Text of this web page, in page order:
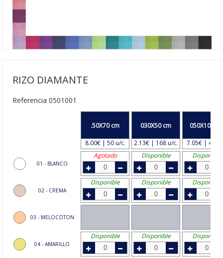
RIZO DIAMANTE
Referencia 0501001
01 - BLANCO
02 - CREMA
03 - MELOCOTON
04 - AMARILLO
.50X70 cm
8.00€ | 50 u/c.
030X50 cm
2.13€ | 168 u/c.
050X100
7.05€ | 48
Agotado
Disponible Disponible
Disponible Disponible Disponible
Disponible Disponible Disponible